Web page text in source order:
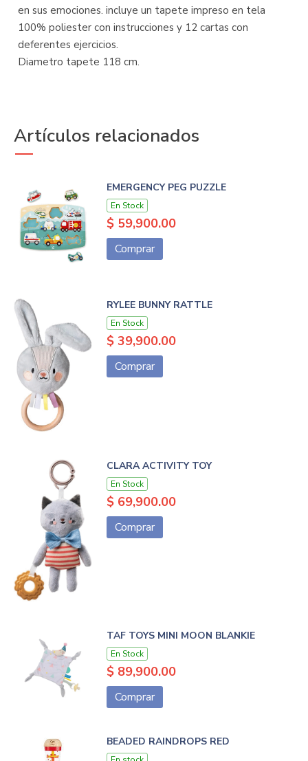
en sus emociones. incluye un tapete impreso en tela
100% poliester con instrucciones y 12 cartas con
deferentes ejercicios.
Diametro tapete 118 cm.
Artículos relacionados
EMERGENCY PEG PUZZLE
En Stock
$ 59,900.00
Comprar
RYLEE BUNNY RATTLE
En Stock
$ 39,900.00
Comprar
CLARA ACTIVITY TOY
En Stock
$ 69,900.00
Comprar
TAF TOYS MINI MOON BLANKIE
En Stock
$ 89,900.00
Comprar
BEADED RAINDROPS RED